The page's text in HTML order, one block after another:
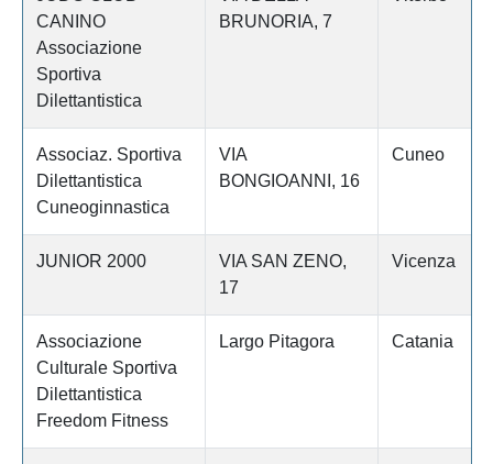
CANINO
Associazione
Sportiva
Dilettantistica
BRUNORIA, 7
Associaz. Sportiva
Dilettantistica
Cuneoginnastica
VIA
BONGIOANNI, 16
Cuneo
JUNIOR 2000
VIA SAN ZENO,
17
Vicenza
Associazione
Culturale Sportiva
Dilettantistica
Freedom Fitness
Largo Pitagora Catania